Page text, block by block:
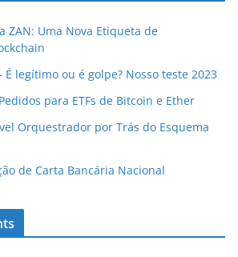
ZAN: Uma Nova Etiqueta de
legítimo ou é golpe? Nosso teste 2023
para ETFs de Bitcoin e Ether
Orquestrador por Trás do Esquema
de Carta Bancária Nacional